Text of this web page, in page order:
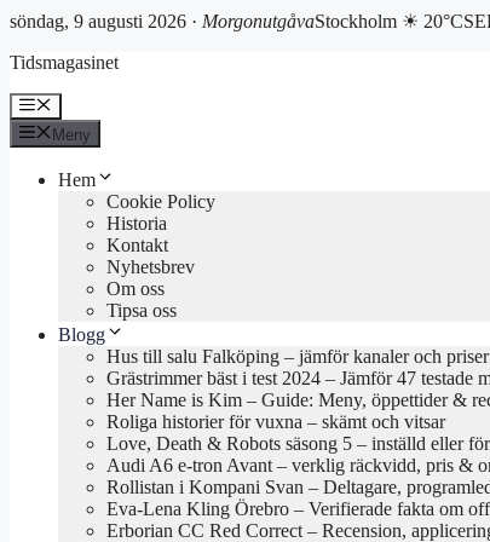
söndag, 9 augusti 2026 · MorgonutgåvaStockholm ☀ 20°C
till
Tidsmagasinet
Meny
Meny
Hem
Cookie Policy
Historia
Kontakt
Nyhetsbrev
Om oss
Tipsa oss
Blogg
Hus till salu Falköping – jämför kanaler och priser
Grästrimmer bäst i test 2024 – Jämför 47 testade
Her Name is Kim – Guide: Meny, öppettider &
Roliga historier för vuxna – skämt och vitsar
Love, Death & Robots säsong 5 – inställd eller
Audi A6 e-tron Avant – verklig räckvidd, pris &
Rollistan i Kompani Svan – Deltagare,
Eva-Lena Kling Örebro – Verifierade fakta om
Erborian CC Red Correct – Recension,